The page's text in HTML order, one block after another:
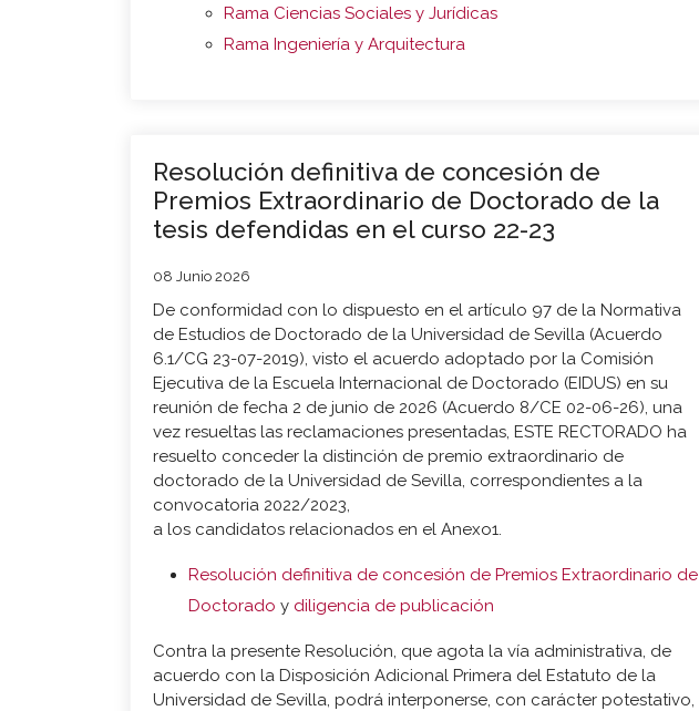
Rama Ciencias Sociales y Jurídicas
Rama Ingeniería y Arquitectura
Resolución definitiva de concesión de
Premios Extraordinario de Doctorado de la
tesis defendidas en el curso 22-23
08 Junio 2026
De conformidad con lo dispuesto en el artículo 97 de la Normativa
de Estudios de Doctorado de la Universidad de Sevilla (Acuerdo
6.1/CG 23-07-2019), visto el acuerdo adoptado por la Comisión
Ejecutiva de la Escuela Internacional de Doctorado (EIDUS) en su
reunión de fecha 2 de junio de 2026 (Acuerdo 8/CE 02-06-26), una
vez resueltas las reclamaciones presentadas, ESTE RECTORADO ha
resuelto conceder la distinción de premio extraordinario de
doctorado de la Universidad de Sevilla, correspondientes a la
convocatoria 2022/2023,
a los candidatos relacionados en el Anexo1.
Resolución definitiva de concesión de Premios Extraordinario de
Doctorado y diligencia de publicación
Contra la presente Resolución, que agota la vía administrativa, de
acuerdo con la Disposición Adicional Primera del Estatuto de la
Universidad de Sevilla, podrá interponerse, con carácter potestativo,